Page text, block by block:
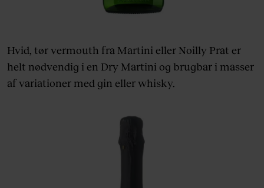
Hvid, tør vermouth fra Martini eller Noilly Prat er
helt nødvendig i en Dry Martini og brugbar i masser
af variationer med gin eller whisky.